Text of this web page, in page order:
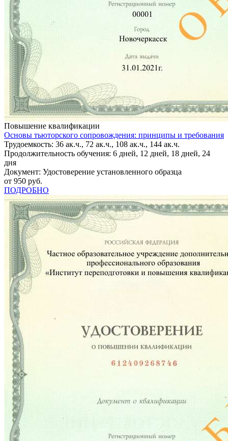
Повышение квалификации
Основы тьюторского сопровождения: принципы и требования
Трудоемкость: 36 ак.ч., 72 ак.ч., 108 ак.ч., 144 ак.ч.
Продолжительность обучения: 6 дней, 12 дней, 18 дней, 24
дня
Документ: Удостоверение установленного образца
от 950 руб.
ПОДРОБНО